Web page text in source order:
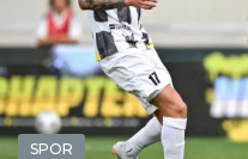
SPOR